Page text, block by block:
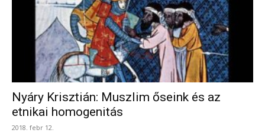
Nyáry Krisztián: Muszlim őseink és az
etnikai homogenitás
2018. febr 12.